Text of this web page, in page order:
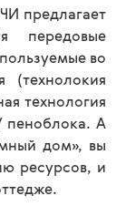
предлагает
передовые
во
(технолокия
технология
пеноблока. А
дом», вы
ресурсов, и